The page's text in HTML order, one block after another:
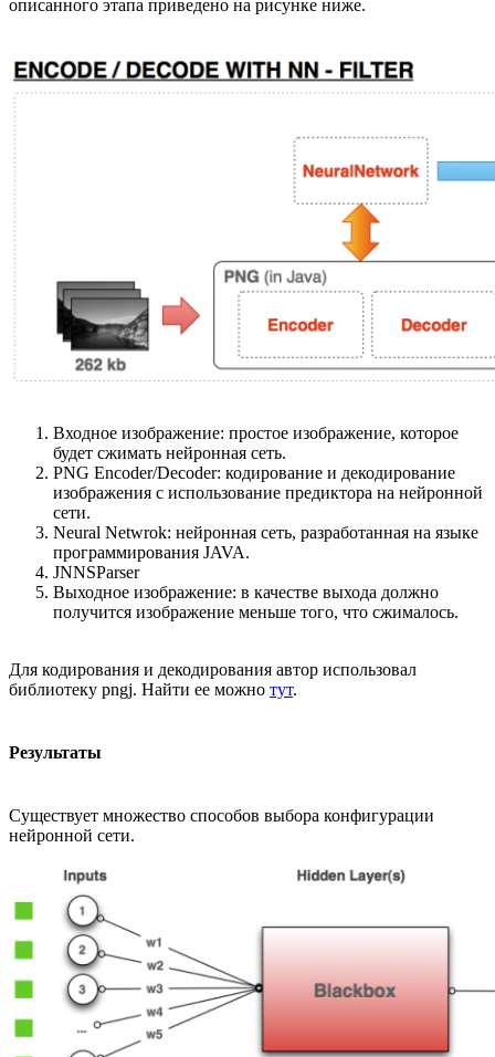
описанного этапа приведено на рисунке ниже.
Входное изображение: простое изображение, которое
будет сжимать нейронная сеть.
PNG Encoder/Decoder: кодирование и декодирование
изображения с использование предиктора на нейронной
сети.
Neural Netwrok: нейронная сеть, разработанная на языке
программирования JAVA.
JNNSParser
Выходное изображение: в качестве выхода должно
получится изображение меньше того, что сжималось.
Для кодирования и декодирования автор использовал
библиотеку pngj. Найти ее можно тут.
Результаты
Существует множество способов выбора конфигурации
нейронной сети.